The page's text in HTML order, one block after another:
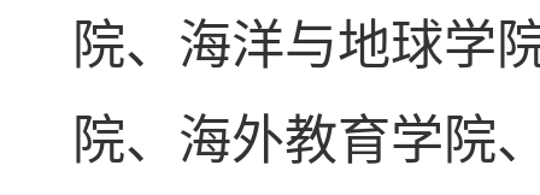
院、海洋与地球学
院、海外教育学院